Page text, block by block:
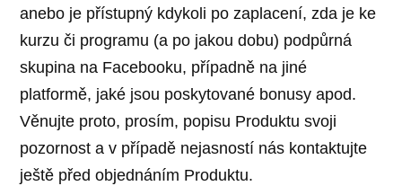
anebo je přístupný kdykoli po zaplacení, zda je ke
kurzu či programu (a po jakou dobu) podpůrná
skupina na Facebooku, případně na jiné
platformě, jaké jsou poskytované bonusy apod.
Věnujte proto, prosím, popisu Produktu svoji
pozornost a v případě nejasností nás kontaktujte
ještě před objednáním Produktu.